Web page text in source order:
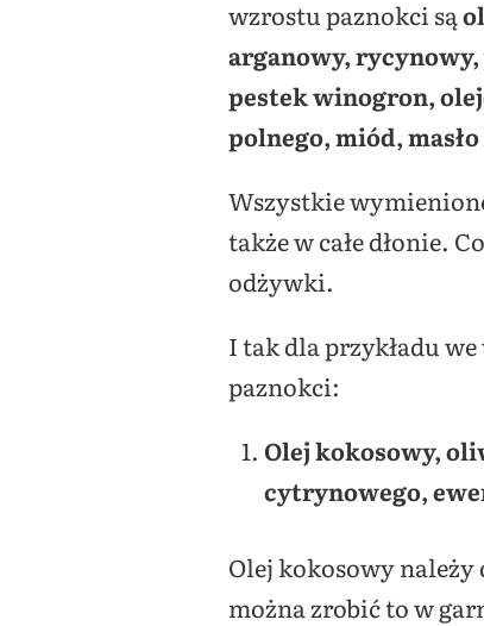
wzrostu paznokci są
arganowy,
pestek winogron,
polnego, miód,
Wszystkie
także w całe dłonie.
odżywki.
I tak dla przykładu
paznokci:
Olej kokosowy,
cytrynowego,
Olej kokosowy należy
można zrobić to w